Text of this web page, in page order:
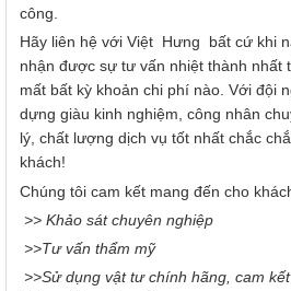
công.
Hãy liên hệ với Việt Hưng bất cứ khi
nhận được sự tư vấn nhiệt thành nhất
mất bất kỳ khoản chi phí nào. Với đội
dựng giàu kinh nghiệm, công nhân
lý, chất lượng dịch vụ tốt nhất chắc
khách!
Chúng tôi cam kết mang đến cho
>> Khảo sát chuyên nghiệp
>>Tư vấn thẩm mỹ
>>Sử dụng vật tư chính hãng, cam